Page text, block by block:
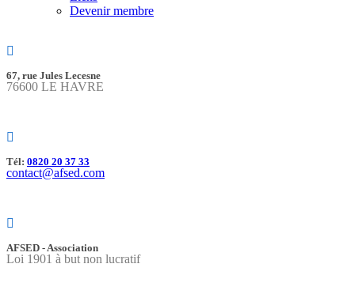
Devenir membre
67, rue Jules Lecesne
76600 LE HAVRE
Tél: 0820 20 37 33
contact@afsed.com
AFSED - Association
Loi 1901 à but non lucratif